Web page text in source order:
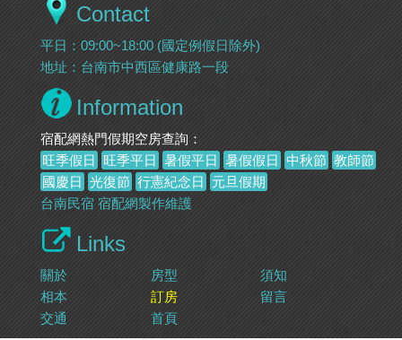
Contact
平日：09:00~18:00 (國定例假日除外)
地址：台南市中西區健康路一段
Information
宿配網熱門假期空房查詢：
旺季假日
旺季平日 暑假平日 暑假假日 中秋節 教師節
國慶日 光復節 行憲紀念日
元旦假期
台南民宿 宿配網製作維護
Links
關於 房型
須知
相本
訂房
留言
交通
首頁